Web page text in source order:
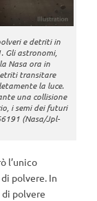
e detriti in
Gli astronomi,
Nasa ora in
transitare
la luce.
una collisione
i semi dei futuri
(Nasa/Jpl-
l’unico
polvere. In
polvere